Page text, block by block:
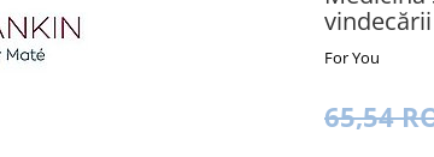
vindecării
For You
65,54